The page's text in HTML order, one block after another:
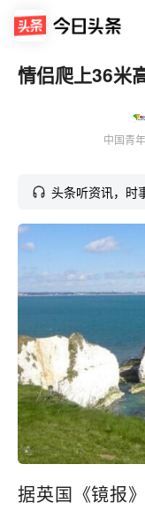
情侣爬上36米
中国青
头条听资讯，时
据英国《镜报